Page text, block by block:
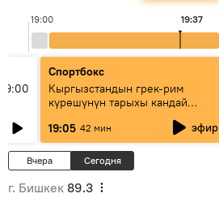
19:00 19:37
Спортбокс
Кыргызстандын грек-рим
күрөшүнүн тарыхы кандай
19:05 42 мин эфир
Вчера Сегодня
г. Бишкек 89.3